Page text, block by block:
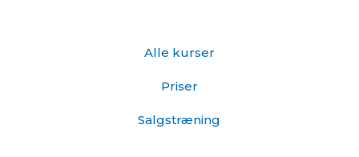
Alle kurser
Priser
Salgstræning